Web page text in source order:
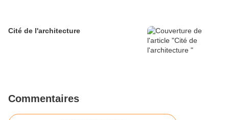
Cité de l'architecture
Commentaires